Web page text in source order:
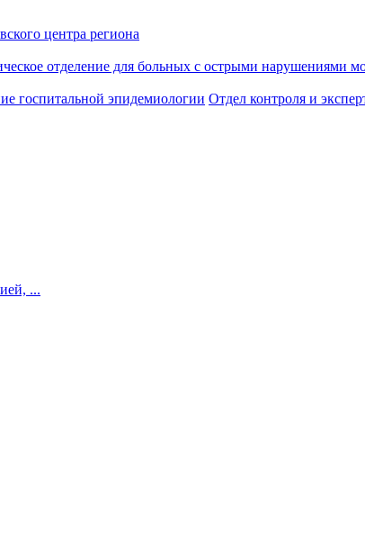
центра региона
отделение для больных с острыми нарушениями
госпитальной эпидемиологии Отдел контроля и
...